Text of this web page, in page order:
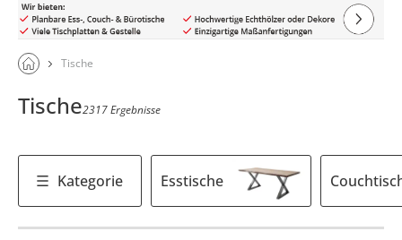
Tische
Tische2317 Ergebnisse
Kategorie Esstische